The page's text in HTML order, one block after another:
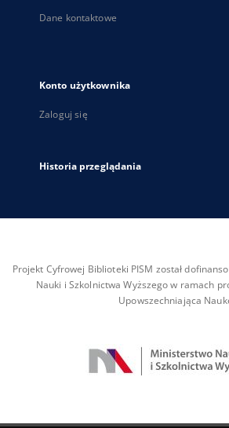
Dane kontaktowe
Konto użytkownika
Zaloguj się
Historia przeglądania
Projekt Cyfrowej Biblioteki PISM został
Nauki i Szkolnictwa Wyższego w ramach
Upowszechniająca